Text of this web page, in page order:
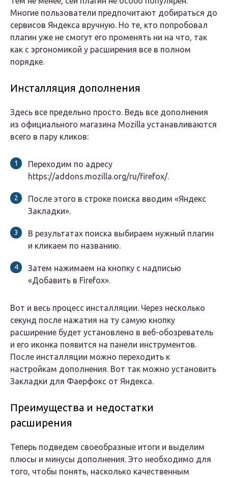
Многие пользователи предпочитают добираться до
сервисов Яндекса вручную. Но те, кто попробовал
плагин уже не смогут его променять ни на что, так
как с эргономикой у расширения все в полном
порядке.
Инсталляция дополнения
Здесь все предельно просто. Ведь все дополнения
из официального магазина Mozilla устанавливаются
всего в пару кликов:
Переходим по адресу
https://addons.mozilla.org/ru/firefox/.
После этого в строке поиска вводим «Яндекс
Закладки».
В результатах поиска выбираем нужный плагин
и кликаем по названию.
Затем нажимаем на кнопку с надписью
«Добавить в Firefox».
Вот и весь процесс инсталляции. Через несколько
секунд после нажатия на ту самую кнопку
расширение будет установлено в веб-обозреватель
и его иконка появится на панели инструментов.
После инсталляции можно переходить к
настройкам дополнения. Вот так можно установить
Закладки для Фаерфокс от Яндекса.
Преимущества и недостатки
расширения
Теперь подведем своеобразные итоги и выделим
плюсы и минусы дополнения. Это необходимо для
того, чтобы понять, насколько качественным